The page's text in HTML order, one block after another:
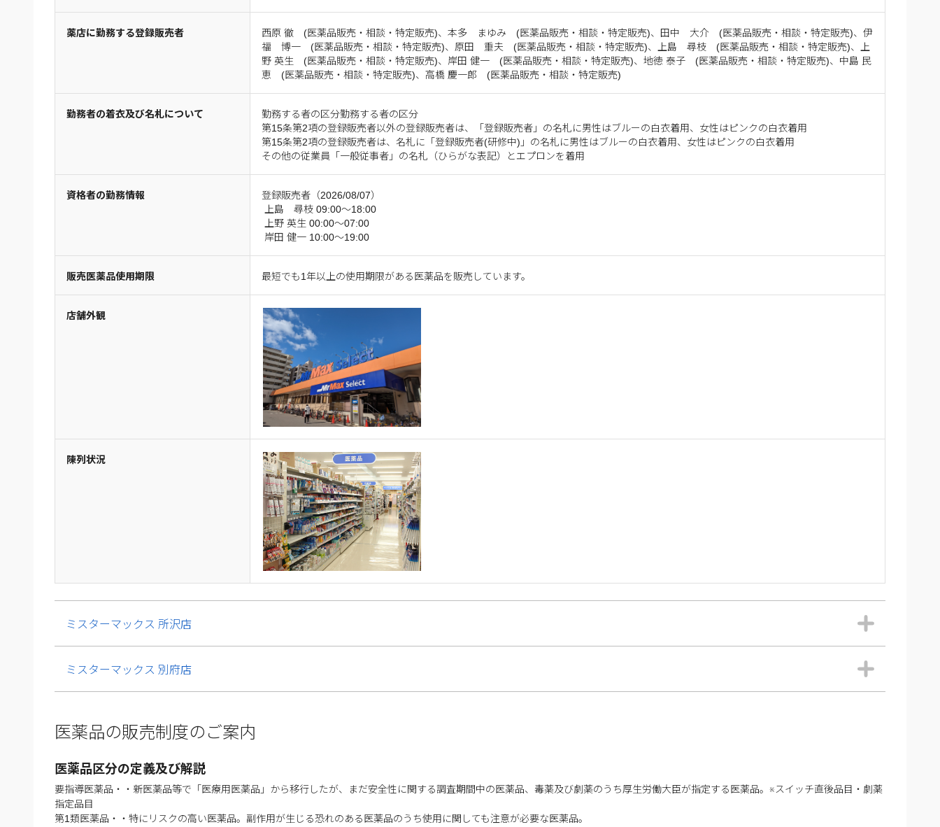
薬店に勤務する登録販売者
西原 徹 (医薬品販売・相談・特定販売)、本多 まゆみ (医薬品販売・相談・特定販売)、田中 大介 (医薬品販売・相談・特定販売)、伊
福 博一 (医薬品販売・相談・特定販売)、原田 重夫 (医薬品販売・相談・特定販売)、上島 尋枝 (医薬品販売・相談・特定販売)、上
野 英生 (医薬品販売・相談・特定販売)、岸田 健一 (医薬品販売・相談・特定販売)、地徳 泰子 (医薬品販売・相談・特定販売)、中島 民
恵 (医薬品販売・相談・特定販売)、高橋 慶一郎 (医薬品販売・相談・特定販売)
勤務者の着衣及び名札について
勤務する者の区分勤務する者の区分
第15条第2項の登録販売者以外の登録販売者は、「登録販売者」の名札に男性はブルーの白衣着用、女性はピンクの白衣着用
第15条第2項の登録販売者は、名札に「登録販売者(研修中)」の名札に男性はブルーの白衣着用、女性はピンクの白衣着用
その他の従業員「一般従事者」の名札（ひらがな表記）とエプロンを着用
資格者の勤務情報
登録販売者（2026/08/07）
上島 尋枝 09:00～18:00
上野 英生 00:00～07:00
岸田 健一 10:00～19:00
販売医薬品使用期限 最短でも1年以上の使用期限がある医薬品を販売しています。
店舗外観
陳列状況
ミスターマックス 所沢店
ミスターマックス 別府店
医薬品の販売制度のご案内
医薬品区分の定義及び解説
要指導医薬品・・新医薬品等で「医療用医薬品」から移行したが、まだ安全性に関する調査期間中の医薬品、毒薬及び劇薬のうち厚生労働大臣が指定する医薬品。※スイッチ直後品目・劇薬
指定品目
第1類医薬品・・特にリスクの高い医薬品。副作用が生じる恐れのある医薬品のうち使用に関しても注意が必要な医薬品。